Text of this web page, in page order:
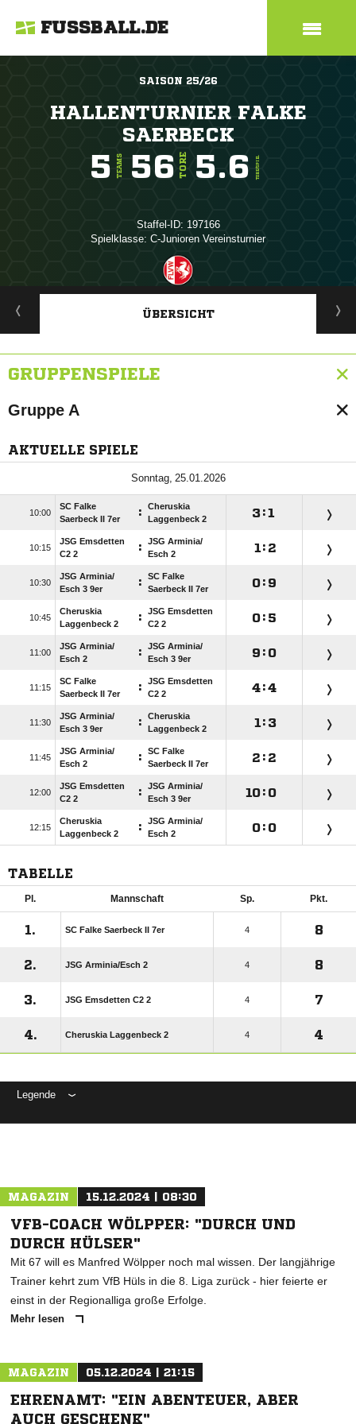
FUSSBALL.DE
SAISON 25/26
HALLENTURNIER FALKE
SAERBECK
5 TEAMS 56 TORE 5.6 TORE/SPIEL
Staffel-ID: 197166
Spielklasse: C-Junioren Vereinsturnier
ANZEIGE
ÜBERSICHT
GRUPPENSPIELE
Gruppe A
AKTUELLE SPIELE
 

SC Falke
Saerbeck II 7er
:
Cheruskia
Laggenbeck 2
 : 

JSG Emsdetten
C2 2
:
JSG Arminia/​
Esch 2
 : 

JSG Arminia/​
Esch 3 9er
:
SC Falke
Saerbeck II 7er
 : 

Cheruskia
Laggenbeck 2
:
JSG Emsdetten
C2 2
 : 

JSG Arminia/​
Esch 2
:
JSG Arminia/​
Esch 3 9er
 : 

SC Falke
Saerbeck II 7er
:
JSG Emsdetten
C2 2
 : 

JSG Arminia/​
Esch 3 9er
:
Cheruskia
Laggenbeck 2
 : 

JSG Arminia/​
Esch 2
:
SC Falke
Saerbeck II 7er
 : 

JSG Emsdetten
C2 2
:
JSG Arminia/​
Esch 3 9er
 : 

Cheruskia
Laggenbeck 2
:
JSG Arminia/​
Esch 2
 : 
TABELLE
Pl. Mannschaft Sp. Pkt.
1. SC Falke Saerbeck II 7er 4 8
2. JSG Arminia/​Esch 2 4 8
3. JSG Emsdetten C2 2 4 7
4. Cheruskia Laggenbeck 2 4 4
Legende
MAGAZIN 15.12.2024 | 08:30
VFB-COACH WÖLPPER: "DURCH UND
DURCH HÜLSER"
Mit 67 will es Manfred Wölpper noch mal wissen. Der langjährige
Trainer kehrt zum VfB Hüls in die 8. Liga zurück - hier feierte er
einst in der Regionalliga große Erfolge.
Mehr lesen
MAGAZIN 05.12.2024 | 21:15
EHRENAMT: "EIN ABENTEUER, ABER
AUCH GESCHENK"